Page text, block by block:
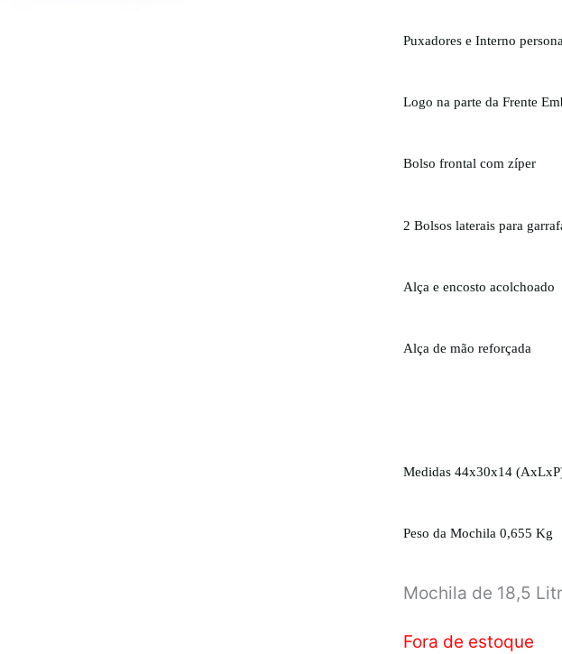
Puxadores e Interno
Logo na parte da Frente
Bolso frontal com zíper
2 Bolsos laterais para
Alça e encosto acolchoado
Alça de mão reforçada
Medidas 44x30x14
Peso da Mochila 0,655 Kg
Mochila de 18,5
Fora de estoque